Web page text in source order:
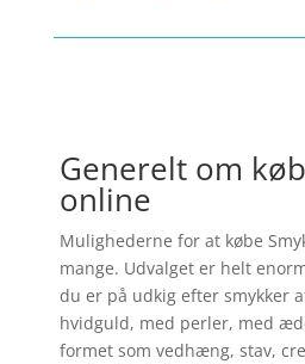
Generelt om
online
Mulighederne for at købe
mange. Udvalget er helt
du er på udkig efter smykker
hvidguld, med perler, med
formet som vedhæng, stav,